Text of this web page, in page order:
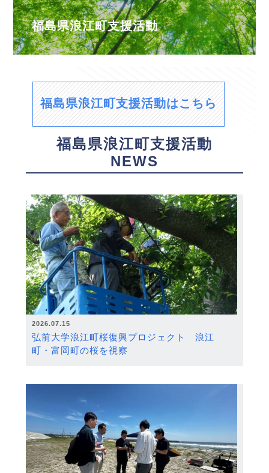
福島県浪江町支援活動
福島県浪江町支援活動はこちら
福島県浪江町支援活動
NEWS
2026.07.15
弘前大学浪江町桜復興プロジェクト 浪江
町・富岡町の桜を視察